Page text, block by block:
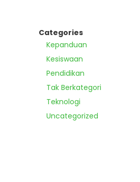
Categories
Kepanduan
Kesiswaan
Pendidikan
Tak Berkategori
Teknologi
Uncategorized